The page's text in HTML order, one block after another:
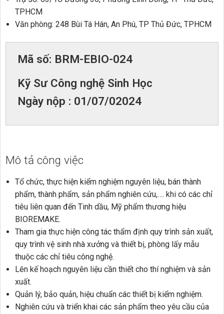
TPHCM
Văn phòng: 248 Bùi Tá Hán, An Phú, TP Thủ Đức, TPHCM
Mã số: BRM-EBIO-024
Kỹ Sư Công nghệ Sinh Học
Ngày nộp : 01/07/02024
Mô tả công việc
Tổ chức, thực hiện kiểm nghiệm nguyên liệu, bán thành
phẩm, thành phẩm, sản phẩm nghiên cứu,…. khi có các chỉ
tiêu liên quan đến Tinh dầu, Mỹ phẩm thương hiệu
BIOREMAKE.
Tham gia thực hiện công tác thẩm định quy trình sản xuất,
quy trình vệ sinh nhà xưởng và thiết bị, phòng lấy mẫu
thuộc các chỉ tiêu công nghệ.
Lên kế hoạch nguyên liệu cần thiết cho thí nghiệm và sản
xuất.
Quản lý, bảo quản, hiệu chuẩn các thiết bị kiểm nghiệm.
Nghiên cứu và triển khai các sản phẩm theo yêu cầu của